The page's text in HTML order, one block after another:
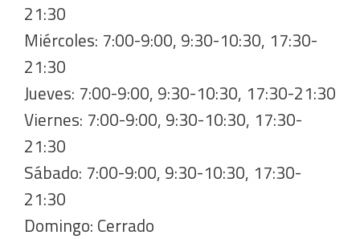
21:30
Miércoles: 7:00-9:00, 9:30-10:30, 17:30-
21:30
Jueves: 7:00-9:00, 9:30-10:30, 17:30-21:30
Viernes: 7:00-9:00, 9:30-10:30, 17:30-
21:30
Sábado: 7:00-9:00, 9:30-10:30, 17:30-
21:30
Domingo: Cerrado